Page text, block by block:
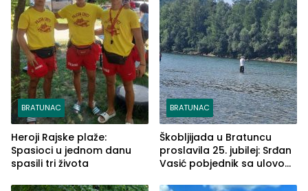
BRATUNAC
Heroji Rajske plaže:
Spasioci u jednom danu
spasili tri života
BRATUNAC
Škobljijada u Bratuncu
proslavila 25. jubilej: Srđan
Vasić pobjednik sa ulovom